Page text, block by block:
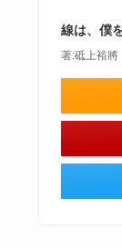
線は、僕
著:砥上裕將